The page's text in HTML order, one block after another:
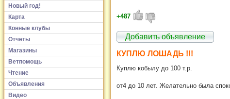
Новый год!
Карта
Конные клубы
Отчеты
Магазины
Ветпомощь
Чтение
Объявления
Видео
+487
Добавить объявление
КУПЛЮ ЛОШАДЬ !!!
Куплю кобылу до 100 т.р.
от4 до 10 лет. Желательно была